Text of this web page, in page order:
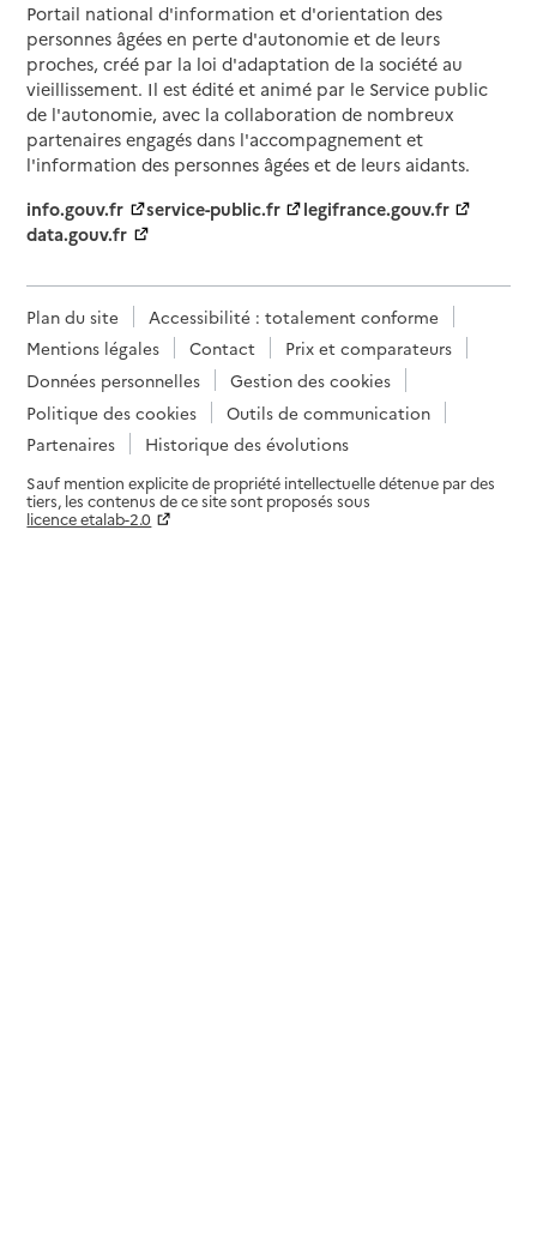
Portail national d'information et d'orientation des
personnes âgées en perte d'autonomie et de leurs
proches, créé par la loi d'adaptation de la société au
vieillissement. Il est édité et animé par le Service public
de l'autonomie, avec la collaboration de nombreux
partenaires engagés dans l'accompagnement et
l'information des personnes âgées et de leurs aidants.
info.gouv.fr
service-public.fr
legifrance.gouv.fr
data.gouv.fr
Plan du site
Accessibilité : totalement conforme
Mentions légales
Contact
Prix et comparateurs
Données personnelles
Gestion des cookies
Politique des cookies
Outils de communication
Partenaires
Historique des évolutions
Sauf mention explicite de propriété intellectuelle détenue par des
tiers, les contenus de ce site sont proposés sous
licence etalab-2.0